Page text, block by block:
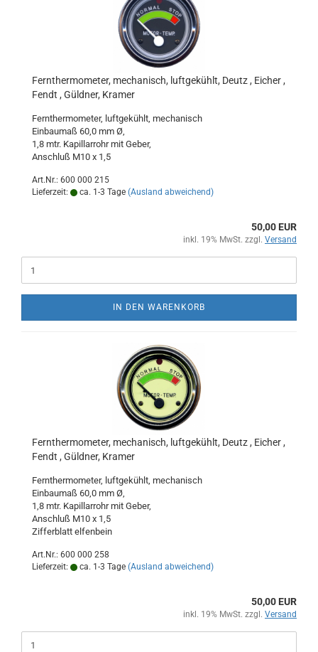
Fernthermometer, mechanisch, luftgekühlt, Deutz , Eicher ,
Fendt , Güldner, Kramer
Fernthermometer, luftgekühlt, mechanisch
Einbaumaß 60,0 mm Ø,
1,8 mtr. Kapillarrohr mit Geber,
Anschluß M10 x 1,5
Art.Nr.: 600 000 215
Lieferzeit:
ca. 1-3 Tage (Ausland abweichend)
50,00 EUR
inkl. 19% MwSt. zzgl. Versand
IN DEN WARENKORB
Fernthermometer, mechanisch, luftgekühlt, Deutz , Eicher ,
Fendt , Güldner, Kramer
Fernthermometer, luftgekühlt, mechanisch
Einbaumaß 60,0 mm Ø,
1,8 mtr. Kapillarrohr mit Geber,
Anschluß M10 x 1,5
Zifferblatt elfenbein
Art.Nr.: 600 000 258
Lieferzeit:
ca. 1-3 Tage (Ausland abweichend)
50,00 EUR
inkl. 19% MwSt. zzgl. Versand